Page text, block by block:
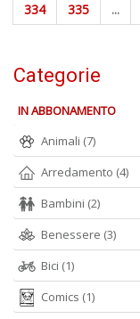
334
335 ...
Categorie
IN ABBONAMENTO
Animali (7)
Arredamento (4)
Bambini (2)
Benessere (3)
Bici (1)
Comics (1)